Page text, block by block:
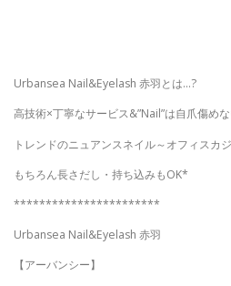
Urbansea Nail&Eyelash 赤羽とは…?
高技術×丁寧なサービス&”Nail”は自爪傷め
トレンドのニュアンスネイル～オフィスカ
もちろん長さだし・持ち込みもOK*
***********************
Urbansea Nail&Eyelash 赤羽
【アーバンシー】